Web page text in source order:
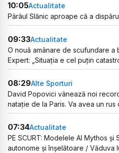
10:05Actualitate
Pârâul Slănic aproape că a
09:33Actualitate
O nouă amânare de scufundare a
Expert: „Situația e cel puțin
08:29Alte Sporturi
David Popovici vânează noi
natație de la Paris. Va avea un
07:34Actualitate
PE SCURT: Modelele AI Mythos și
autonome și înșelătoare / Văduva